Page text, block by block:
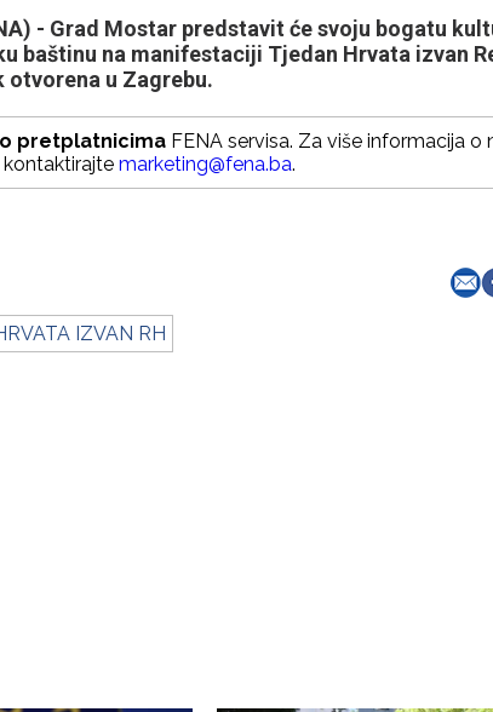
- Grad Mostar predstavit će svoju bogatu
baštinu na manifestaciji Tjedan Hrvata izvan
otvorena u Zagrebu.
pretplatnicima FENA servisa. Za više informacija o
marketing@fena.ba.
IZVAN RH